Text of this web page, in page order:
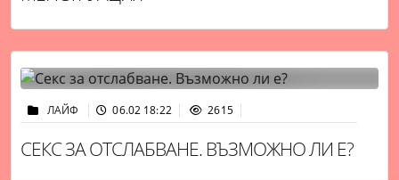
ЛАЙФ 06.02 18:22 2615
СЕКС ЗА ОТСЛАБВАНЕ. ВЪЗМОЖНО ЛИ Е?